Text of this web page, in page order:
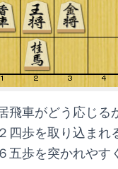
飛車がどう応じる
四歩を取り込まれ
歩を突かれやす